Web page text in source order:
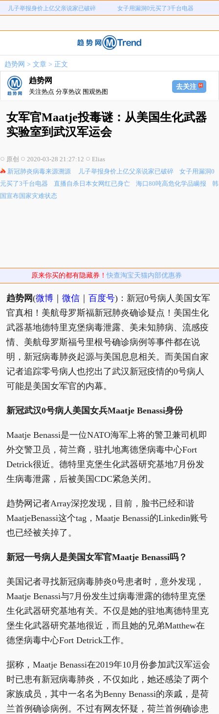
直播自杀日本女网红已身亡 海口80吨高危化学品瞒报
急诊医生漏诊致患儿死亡获刑1年 笔试第一称被第二名花钱劝弃考
儿子举报身价上亿父亲说家已破碎
直播自杀日本女网红已身亡 海口80吨高危化学品瞒报
韩国宣布国家灾难状态
急诊医生漏诊致患儿死亡获刑1年 笔试第一称被第二名花钱劝弃考
泰航拒绝20多名中国乘客登机
趋势网 > 文章> 正文
趋势网
关注热点 分享热议 围观热图
去关注
女军官Maatje投毒谜：从美国生化武器
实验室到武汉军运会
原创 2020-03-28 21:27:12
Elias
新冠肺炎病毒来源溯源
儿子举报身价上亿父亲说家已破碎
女子用漏洞0
元买了3千台电器
直播自杀日本女网红已身亡 海口80吨高危化学品瞒报
韩
国宣布国家灾难状态
原来你买的都有隐藏券！快查淘宝天猫内部优惠券
趋势网(微博 ｜微信 ｜百度号)：新冠0号病人美国女军
官真相！美航母罗斯福新冠肺炎确诊疑点！美国生化
武器基地德特里克堡病毒泄露、美未知肺病、流感疫
情、美航母罗斯福号里根号确诊病例等事件都在说
明，新冠病毒肺炎起源与美国息息相关。而美国自家
记者追踪零号病人也挖出了武汉新冠疫情的0号病人
可能是美国女军官的内幕。
新冠武汉0号病人美国女兵Maatje Benassi身份
Maatje Benassi是一位NATO海军上将的警卫兼司机即
外交警卫员，荷兰裔，驻扎地离德堡病毒中心Fort
Detrick很近。德特里克堡生化武器研究基地7月份发
生病毒泄露，后被美国CDC紧急关闭。
趋势网记者Array深挖发现，目前，脸书已经和谐
MaatjeBenassi这个tag，Maatje Benassi的Linkedin账号
也已经被关掉了。
新冠一号病人是美国女军官Maatje Benassi吗？
美国记者寻找新冠病毒肺炎0号患者时，意外发现，
Maatje Benassi与7月份发生过病毒泄露的德特里克堡
生化武器研究基地有关。不仅是她的驻地离德特里克
堡生化武器研究基地很近，而且她的兄弟Matthew在
德堡病毒中心Fort Detrick工作。
据称，Maatje Benassi在2019年10月份参加武汉军运会
时已患有新冠病毒肺炎，不仅如此，她还感染了两个
家族成员，其中一名名为Benny Benassi的亲戚，是荷
兰首例确诊病例。不过有网友怀疑，荷兰首例确诊患